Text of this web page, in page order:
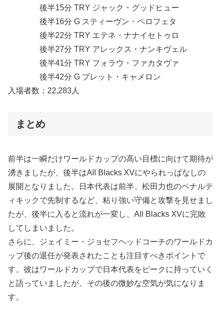
後半15分 TRY ジャック・グッドヒュー
後半16分 G スティーヴン・ペロフェタ
後半22分 TRY エテネ・ナナイセトゥロ
後半27分 TRY アレックス・ナンキヴェル
後半41分 TRY フォラウ・ファカタヴァ
後半42分 G ブレット・キャメロン
入場者数：22,283人
まとめ
前半は一瞬だけワールドカップの高い目標に向けて期待が
湧きましたが、後半はAll Blacks XVにやられっぱなしの
展開となりました。日本代表は前半、松田力也のペナルテ
ィキックで先制するなど、粘り強い守備と攻撃を見せまし
たが、後半に入ると流れが一変し、All Blacks XVに完敗
してしまいました。
さらに、ジェイミー・ジョセフヘッドコーチのワールドカ
ップ後の退任が発表されたことも注目すべきポイントで
す。彼はワールドカップで日本代表をピークに持っていく
と語っていましたが、その後の微妙な空気が気になりま
す。